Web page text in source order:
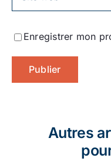
Enregistrer mon
Autres